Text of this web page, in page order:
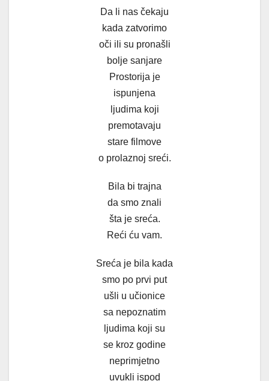
Da li nas čekaju
kada zatvorimo
oči ili su pronašli
bolje sanjare
Prostorija je
ispunjena
ljudima koji
premotavaju
stare filmove
o prolaznoj sreći.
Bila bi trajna
da smo znali
šta je sreća.
Reći ću vam.
Sreća je bila kada
smo po prvi put
ušli u učionice
sa nepoznatim
ljudima koji su
se kroz godine
neprimjetno
uvukli ispod